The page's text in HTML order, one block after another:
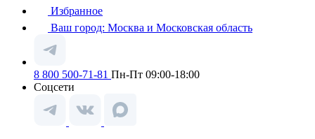
Избранное
Ваш город: Москва и Московская область
8 800 500-71-81 Пн-Пт 09:00-18:00
Соцсети